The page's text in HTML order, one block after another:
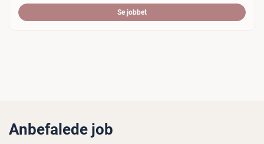
Se jobbet
Anbefalede job